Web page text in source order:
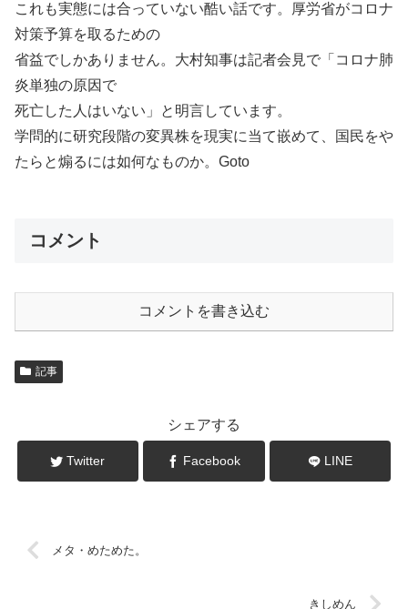
これも実態には合っていない酷い話です。厚労省がコロナ
対策予算を取るための
省益でしかありません。大村知事は記者会見で「コロナ肺
炎単独の原因で
死亡した人はいない」と明言しています。
学問的に研究段階の変異株を現実に当て嵌めて、国民をや
たらと煽るには如何なものか。Goto
コメント
コメントを書き込む
記事
シェアする
Twitter Facebook LINE
メタ・めためた。
きしめん